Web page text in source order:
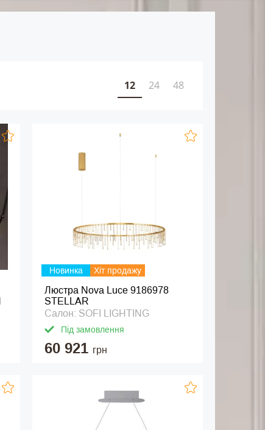
12 24 48
Новинка Хіт продажу
Люстра Nova Luce 9186978
STELLAR
Салон: SOFI LIGHTING
Під замовлення
60 921 грн